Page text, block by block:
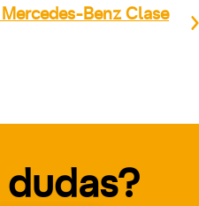
Benz Clase
dudas?